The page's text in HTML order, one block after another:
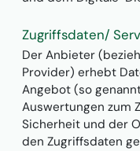
Zugriffsdaten/
Der Anbieter
Provider) erhebt
Angebot (so
Auswertungen zum
Sicherheit und der
den Zugriffsdaten